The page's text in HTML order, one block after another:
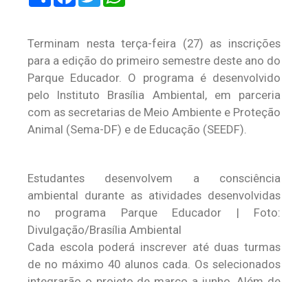
Terminam nesta terça-feira (27) as inscrições
para a edição do primeiro semestre deste ano do
Parque Educador. O programa é desenvolvido
pelo Instituto Brasília Ambiental, em parceria
com as secretarias de Meio Ambiente e Proteção
Animal (Sema-DF) e de Educação (SEEDF).
Estudantes desenvolvem a consciência
ambiental durante as atividades desenvolvidas
no programa Parque Educador | Foto:
Divulgação/Brasília Ambiental
Cada escola poderá inscrever até duas turmas
de no máximo 40 alunos cada. Os selecionados